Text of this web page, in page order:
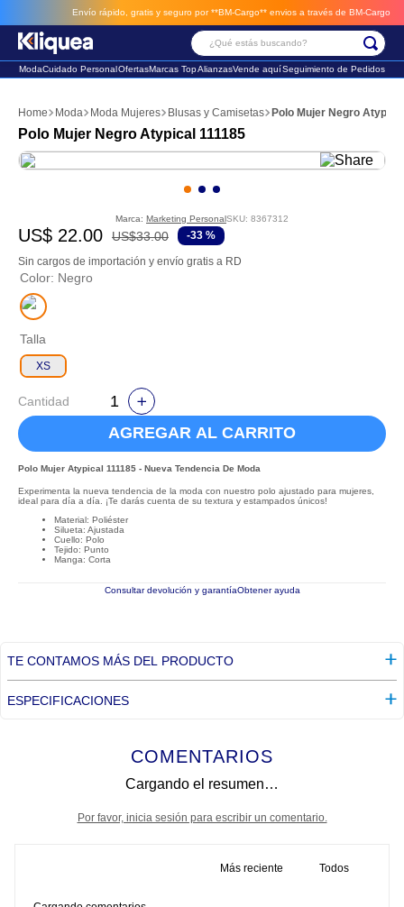
Envío rápido, gratis y seguro por **BM-Cargo** envios a través de BM-Cargo
¿Qué estás buscando?
ModaCuidado PersonalOfertasMarcas TopAlianzasVende aquíSeguimiento de Pedidos
Moda Moda Mujeres Blusas y Camisetas Polo Mujer Negro
Polo Mujer Negro Atypical 111185
Marca: Marketing PersonalSKU: 8367312
US$ 22.00 US$33.00 -33 %
Sin cargos de importación y envío gratis a RD
Color: Negro
Talla
XS
Cantidad
AGREGAR AL CARRITO
Polo Mujer Atypical 111185 - Nueva Tendencia De Moda
Experimenta la nueva tendencia de la moda con nuestro polo ajustado para mujeres,
ideal para día a día. ¡Te darás cuenta de su textura y estampados únicos!
Material: Poliéster
Silueta: Ajustada
Cuello: Polo
Tejido: Punto
Manga: Corta
Consultar devolución y garantíaObtener ayuda
TE CONTAMOS MÁS DEL PRODUCTO
ESPECIFICACIONES
COMENTARIOS
Cargando el resumen…
Por favor, inicia sesión para escribir un comentario.
Más reciente Todos
2. sandalia